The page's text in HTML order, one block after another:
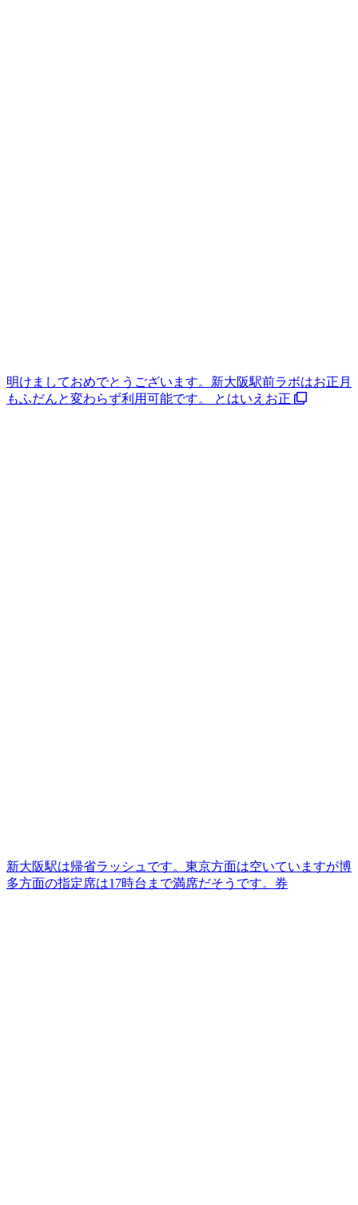
明けましておめでとうございます。新大阪駅前ラボはお正月
もふだんと変わらず利用可能です。 とはいえお正
新大阪駅は帰省ラッシュです。東京方面は空いていますが博
多方面の指定席は17時台まで満席だそうです。券